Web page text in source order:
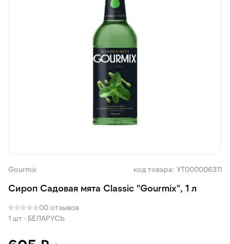
Gourmix код товара: УТ000006311
Сироп Садовая мята Classic "Gourmix", 1 л
00 отзывов
1 шт · БЕЛАРУСЬ